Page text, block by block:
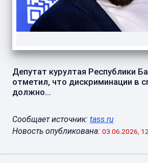
Депутат курултая Республики
отметил, что дискриминации в
должно...
Сообщает источник: tass.ru
Новость опубликована: 03.06.2026,